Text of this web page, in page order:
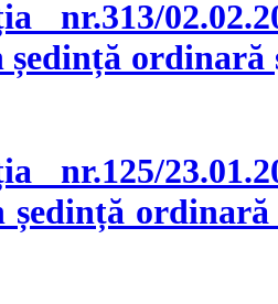
nr.313/
ședință
nr.125/
ședință